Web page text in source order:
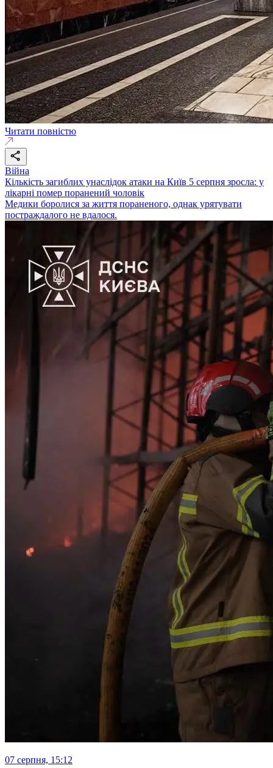
Читати повністю
Війна
Кількість загиблих унаслідок атаки на Київ 5 серпня зросла: у
лікарні помер поранений чоловік
Медики боролися за життя пораненого, однак урятувати
постраждалого не вдалося.
07 серпня, 15:12